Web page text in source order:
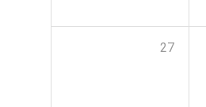
27